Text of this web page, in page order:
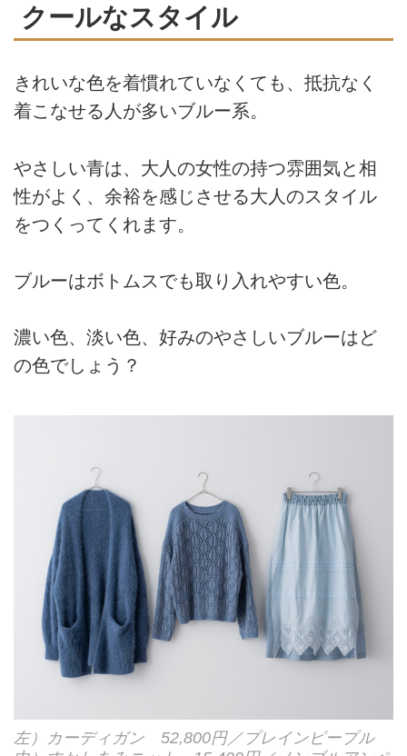
クールなスタイル
きれいな色を着慣れていなくても、抵抗なく
着こなせる人が多いブルー系。
やさしい青は、大人の女性の持つ雰囲気と相
性がよく、余裕を感じさせる大人のスタイル
をつくってくれます。
ブルーはボトムスでも取り入れやすい色。
濃い色、淡い色、好みのやさしいブルーはど
の色でしょう？
左）カーディガン 52,800円／プレインピープル